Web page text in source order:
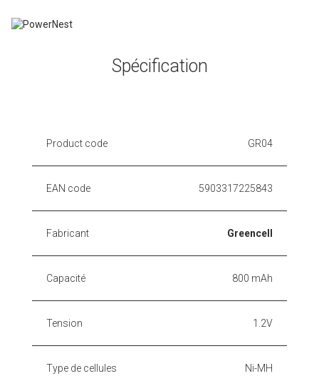
Spécification
Product code GR04
EAN code 5903317225843
Fabricant Greencell
Capacité 800 mAh
Tension 1.2V
Type de cellules Ni-MH